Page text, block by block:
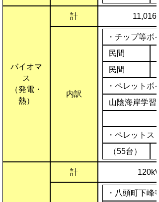
バイオマ
ス
（発電・
熱）
計
内訳
・チップ等ボ
民間
民間
・ペレットボ
山陰海岸学習
・ペレットス
（55台）
計 120kW
・八頭町下峰寺